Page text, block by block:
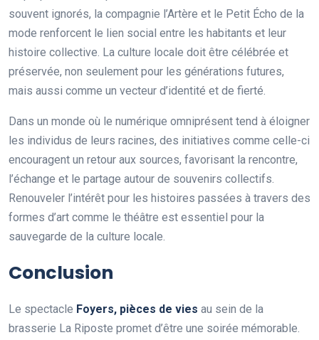
souvent ignorés, la compagnie l’Artère et le Petit Écho de la
mode renforcent le lien social entre les habitants et leur
histoire collective. La culture locale doit être célébrée et
préservée, non seulement pour les générations futures,
mais aussi comme un vecteur d’identité et de fierté.
Dans un monde où le numérique omniprésent tend à éloigner
les individus de leurs racines, des initiatives comme celle-ci
encouragent un retour aux sources, favorisant la rencontre,
l’échange et le partage autour de souvenirs collectifs.
Renouveler l’intérêt pour les histoires passées à travers des
formes d’art comme le théâtre est essentiel pour la
sauvegarde de la culture locale.
Conclusion
Le spectacle Foyers, pièces de vies au sein de la
brasserie La Riposte promet d’être une soirée mémorable.